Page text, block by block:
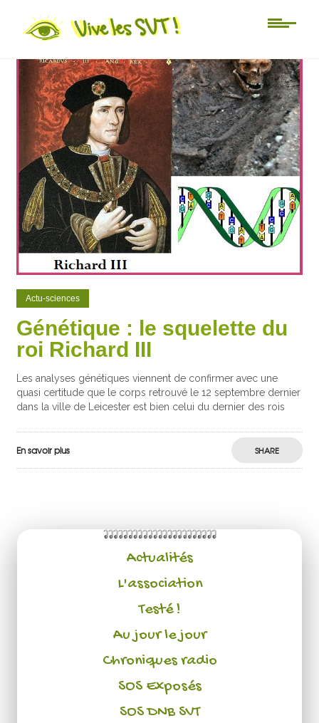
Actu-sciences
Génétique : le squelette du
roi Richard III
Les analyses génétiques viennent de confirmer avec une
quasi certitude que le corps retrouvé le 12 septembre dernier
dans la ville de Leicester est bien celui du dernier des rois
En savoir plus SHARE
Actualités
L'association
Testé !
Au jour le jour
Chroniques radio
SOS Exposés
SOS DNB SVT